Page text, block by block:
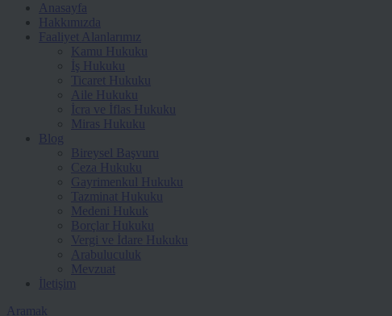
Anasayfa
Hakkımızda
Faaliyet Alanlarımız
Kamu Hukuku
İş Hukuku
Ticaret Hukuku
Aile Hukuku
İcra ve İflas Hukuku
Miras Hukuku
Blog
Bireysel Başvuru
Ceza Hukuku
Gayrimenkul Hukuku
Tazminat Hukuku
Medeni Hukuk
Borçlar Hukuku
Vergi ve İdare Hukuku
Arabuluculuk
Mevzuat
İletişim
Aramak